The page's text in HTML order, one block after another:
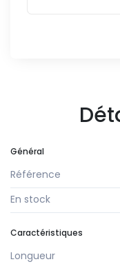
Général
Référence
En stock
Caractéristiques
Longueur